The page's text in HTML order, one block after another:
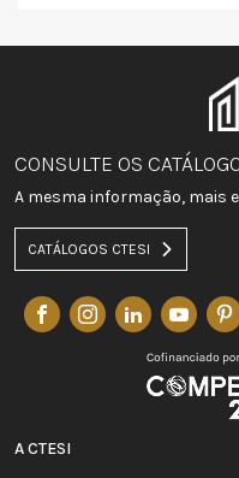
CONSULTE OS
A mesma informação, mais
CATÁLOGOS CTESI
A CTESI